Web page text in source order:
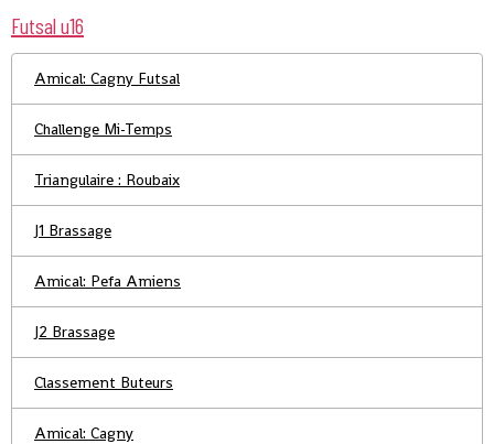
Futsal u16
Amical: Cagny Futsal
Challenge Mi-Temps
Triangulaire : Roubaix
J1 Brassage
Amical: Pefa Amiens
J2 Brassage
Classement Buteurs
Amical: Cagny